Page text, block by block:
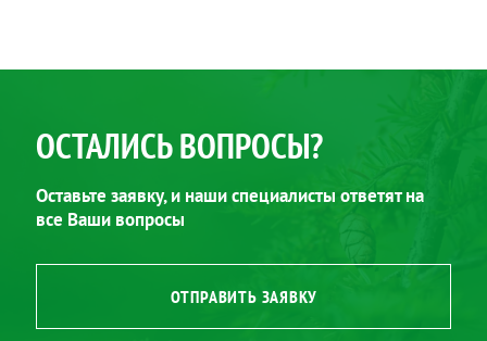
ОСТАЛИСЬ ВОПРОСЫ?
Оставьте заявку, и наши специалисты ответят на
все Ваши вопросы
ОТПРАВИТЬ ЗАЯВКУ